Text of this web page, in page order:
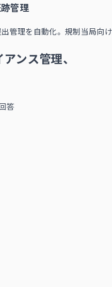
管理
管理を自動化。規制当局向
ンス管理、
答